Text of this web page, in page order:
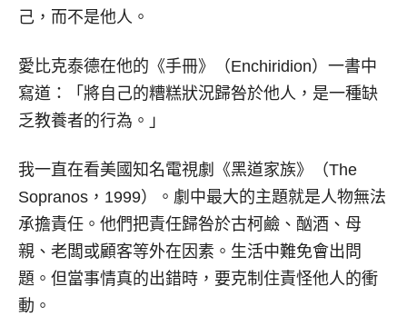
己，而不是他人。
愛比克泰德在他的《手冊》（Enchiridion）一書中
寫道：「將自己的糟糕狀況歸咎於他人，是一種缺
乏教養者的行為。」
我一直在看美國知名電視劇《黑道家族》（The
Sopranos，1999）。劇中最大的主題就是人物無法
承擔責任。他們把責任歸咎於古柯鹼、酗酒、母
親、老闆或顧客等外在因素。生活中難免會出問
題。但當事情真的出錯時，要克制住責怪他人的衝
動。